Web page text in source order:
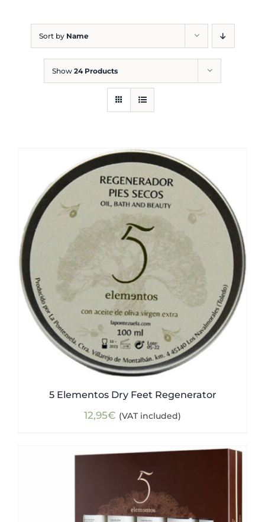
Sort by Name
Show 24 Products
5 Elementos Dry Feet Regenerator
12,95€ (VAT included)